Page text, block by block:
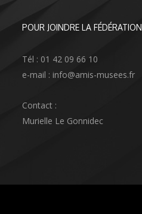
POUR JOINDRE LA FÉDÉRATION
Tél : 01 42 09 66 10
e-mail : info@amis-musees.fr
Contact :
Murielle Le Gonnidec